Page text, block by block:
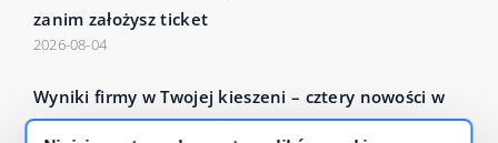
zanim założysz ticket
2026-08-04
Wyniki firmy w Twojej kieszeni – cztery nowości w
Base Analytics